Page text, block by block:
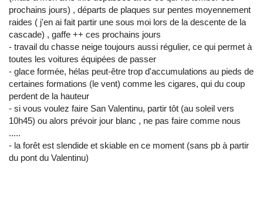
prochains jours) , départs de plaques sur pentes moyennement
raides ( j'en ai fait partir une sous moi lors de la descente de la
cascade) , gaffe ++ ces prochains jours
- travail du chasse neige toujours aussi régulier, ce qui permet à
toutes les voitures équipées de passer
- glace formée, hélas peut-être trop d'accumulations au pieds de
certaines formations (le vent) comme les cigares, qui du coup
perdent de la hauteur
- si vous voulez faire San Valentinu, partir tôt (au soleil vers
10h45) ou alors prévoir jour blanc , ne pas faire comme nous
.....
- la forêt est slendide et skiable en ce moment (sans pb à partir
du pont du Valentinu)